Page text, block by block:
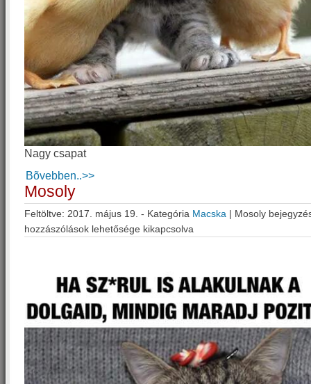
Nagy csapat
Bõvebben..>>
Mosoly
Feltöltve: 2017. május 19. - Kategória Macska | Mosoly
hozzászólások lehetősége kikapcsolva